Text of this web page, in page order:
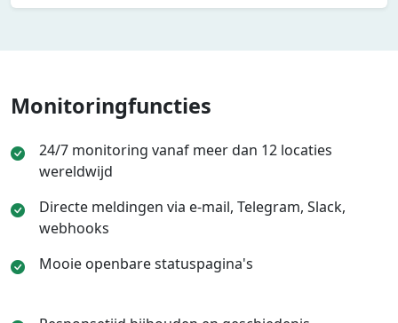
Monitoringfuncties
24/7 monitoring vanaf meer dan 12 locaties
wereldwijd
Directe meldingen via e-mail, Telegram, Slack,
webhooks
Mooie openbare statuspagina's